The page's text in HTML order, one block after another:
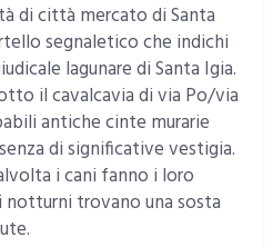
di città mercato di Santa
segnaletico che indichi
lagunare di Santa Igia.
il cavalcavia di via Po/via
antiche cinte murarie
di significative vestigia.
i cani fanno i loro
trovano una sosta